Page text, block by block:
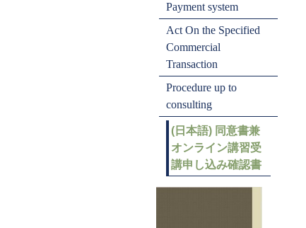
Payment system
Act On the Specified
Commercial
Transaction
Procedure up to
consulting
(日本語) 同意書兼
オンライン講習受
講申し込み確認書